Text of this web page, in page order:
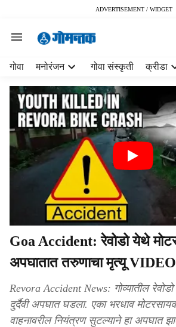
ADVERTISEMENT / WIDGET
गोवा मनोरंजन गोवा संस्कृती क्रीडा
Goa Accident: रेवोडो येथे
अपघातात तरुणाचा मृत्यू VIDEO
Revora Accident News: गोव्यातील
दुर्दैवी अपघात घडला. एका भरधाव
वाहनावरील नियंत्रण सुटल्याने हा अपघात